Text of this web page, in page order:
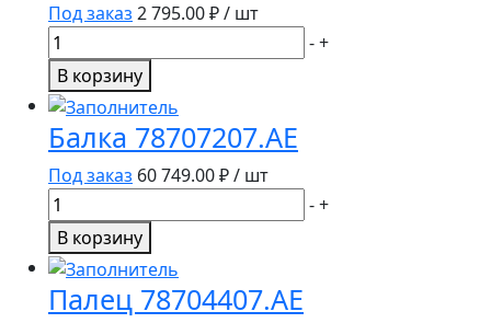
Под заказ 2 795.00₽ / шт
Количество
товара
Цепь
ED163.AE
-+
В корзину
Балка 78707207.AE
Под заказ 60 749.00₽ / шт
Количество
товара
Балка
78707207.AE
-+
В корзину
Палец 78704407.AE